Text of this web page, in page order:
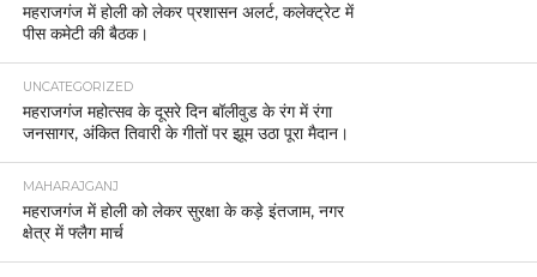
महराजगंज में होली को लेकर प्रशासन अलर्ट, कलेक्ट्रेट में
पीस कमेटी की बैठक।
UNCATEGORIZED
महराजगंज महोत्सव के दूसरे दिन बॉलीवुड के रंग में रंगा
जनसागर, अंकित तिवारी के गीतों पर झूम उठा पूरा मैदान।
MAHARAJGANJ
महराजगंज में होली को लेकर सुरक्षा के कड़े इंतजाम, नगर
क्षेत्र में फ्लैग मार्च